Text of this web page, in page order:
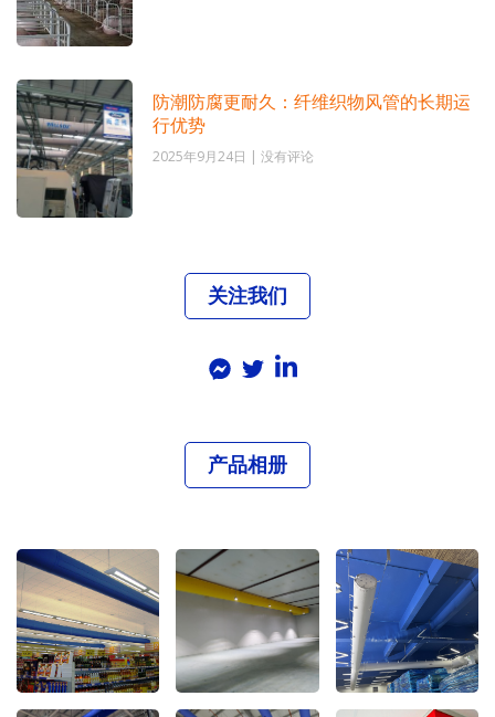
防潮防腐更耐久：纤维织物风管的长期运
行优势
2025年9月24日
没有评论
关注我们
产品相册